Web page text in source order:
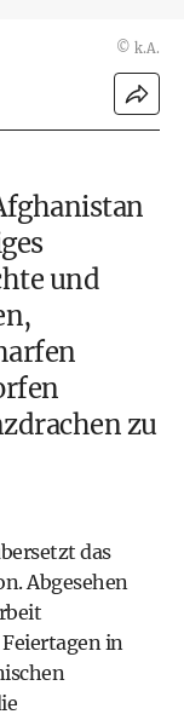
© k.A.
und
zu
das
Abgesehen
in